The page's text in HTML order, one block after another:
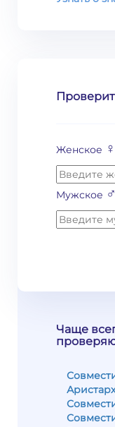
Женское ♀
Мужское ♂
Чаще
Аристарх